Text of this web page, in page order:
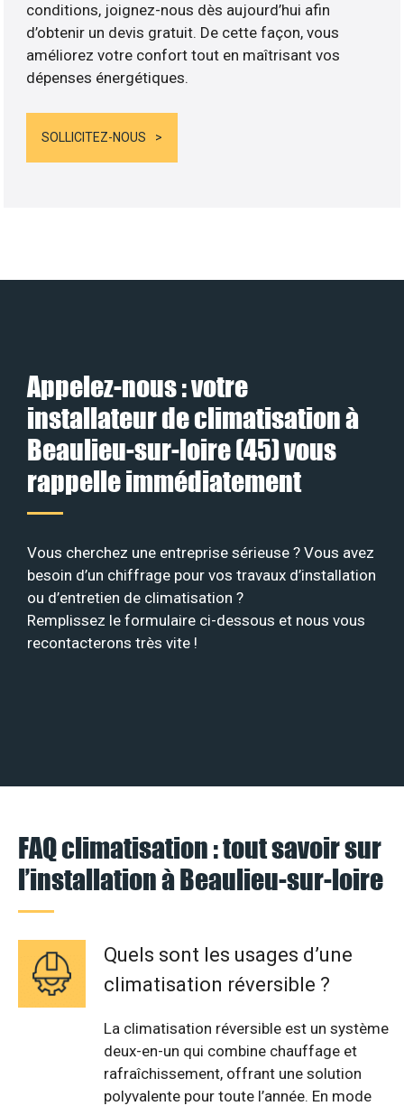
conditions, joignez-nous dès aujourd’hui afin
d’obtenir un devis gratuit. De cette façon, vous
améliorez votre confort tout en maîtrisant vos
dépenses énergétiques.
SOLLICITEZ-NOUS
Appelez-nous : votre
installateur de climatisation à
Beaulieu-sur-loire (45) vous
rappelle immédiatement
Vous cherchez une entreprise sérieuse ? Vous avez
besoin d’un chiffrage pour vos travaux d’installation
ou d’entretien de climatisation ?
Remplissez le formulaire ci-dessous et nous vous
recontacterons très vite !
FAQ climatisation : tout savoir sur
l’installation à Beaulieu-sur-loire
Quels sont les usages d’une
climatisation réversible ?
La climatisation réversible est un système
deux-en-un qui combine chauffage et
rafraîchissement, offrant une solution
polyvalente pour toute l’année. En mode